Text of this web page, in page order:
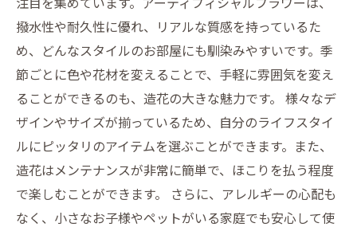
撥水性や耐久性に優れ、リアルな質感を持っているた
め、どんなスタイルのお部屋にも馴染みやすいです。季
節ごとに色や花材を変えることで、手軽に雰囲気を変え
ることができるのも、造花の大きな魅力です。 様々なデ
ザインやサイズが揃っているため、自分のライフスタイ
ルにピッタリのアイテムを選ぶことができます。また、
造花はメンテナンスが非常に簡単で、ほこりを払う程度
で楽しむことができます。 さらに、アレルギーの心配も
なく、小さなお子様やペットがいる家庭でも安心して使